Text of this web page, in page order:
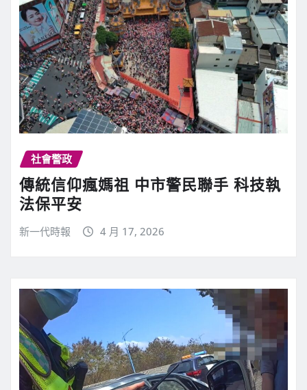
社會警政
傳統信仰瘋媽祖 中市警民聯手 科技執
法保平安
新一代時報 4 月 17, 2026